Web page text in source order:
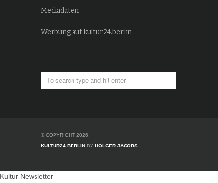
Mediadaten
Werbung auf kultur24.berlin
© COPYRIGHT 2026.
KULTUR24.BERLINBY HOLGER JACOBS
Kultur-Newsletter